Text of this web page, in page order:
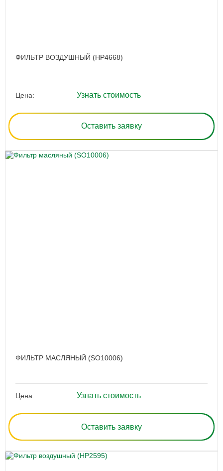
ФИЛЬТР ВОЗДУШНЫЙ (HP4668)
Цена: Узнать стоимость
Оставить заявку
ФИЛЬТР МАСЛЯНЫЙ (SO10006)
Цена: Узнать стоимость
Оставить заявку